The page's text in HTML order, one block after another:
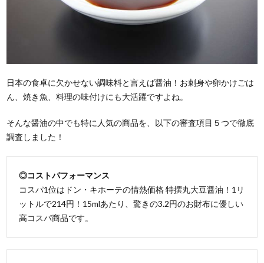
日本の食卓に欠かせない調味料と言えば醤油！お刺身や卵かけごは
ん、焼き魚、料理の味付けにも大活躍ですよね。
そんな醤油の中でも特に人気の商品を、以下の審査項目５つで徹底
調査しました！
◎コストパフォーマンス
コスパ1位はドン・キホーテの情熱価格 特撰丸大豆醤油！1リ
ットルで214円！15mlあたり、驚きの3.2円のお財布に優しい
高コスパ商品です。